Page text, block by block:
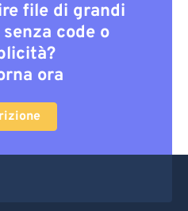
file di grandi
code o
ora